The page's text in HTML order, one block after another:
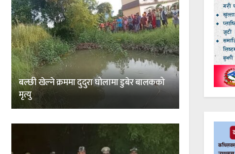
बल्छी खेल्ने क्रममा दुदुरा घोलामा डुबेर बालकको
मृत्यु